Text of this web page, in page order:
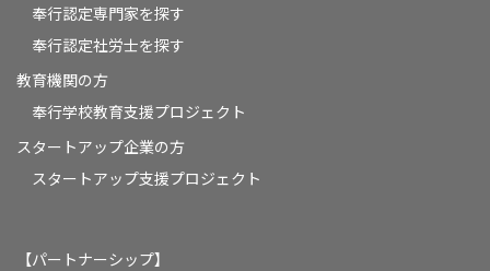
奉行認定専門家を探す
奉行認定社労士を探す
教育機関の方
奉⾏学校教育⽀援プロジェクト
スタートアップ企業の方
スタートアップ支援プロジェクト
【パートナーシップ】